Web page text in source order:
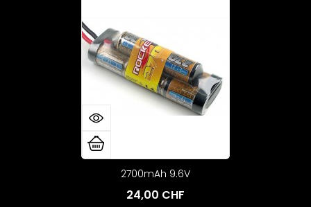
2700mAh 9.6V
24,00 CHF